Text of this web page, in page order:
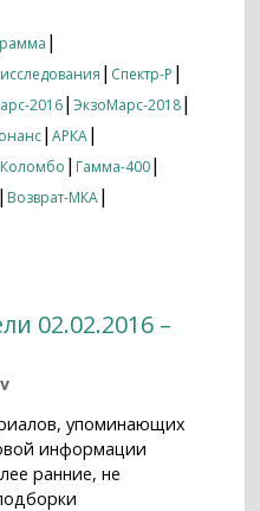
|
| Спектр-Р |
2016|ЭкзоМарс-2018|
|АРКА|
| Гамма-400|
| Возврат-МКА|
02.02.2016 –
упоминающих
информации
ранние, не